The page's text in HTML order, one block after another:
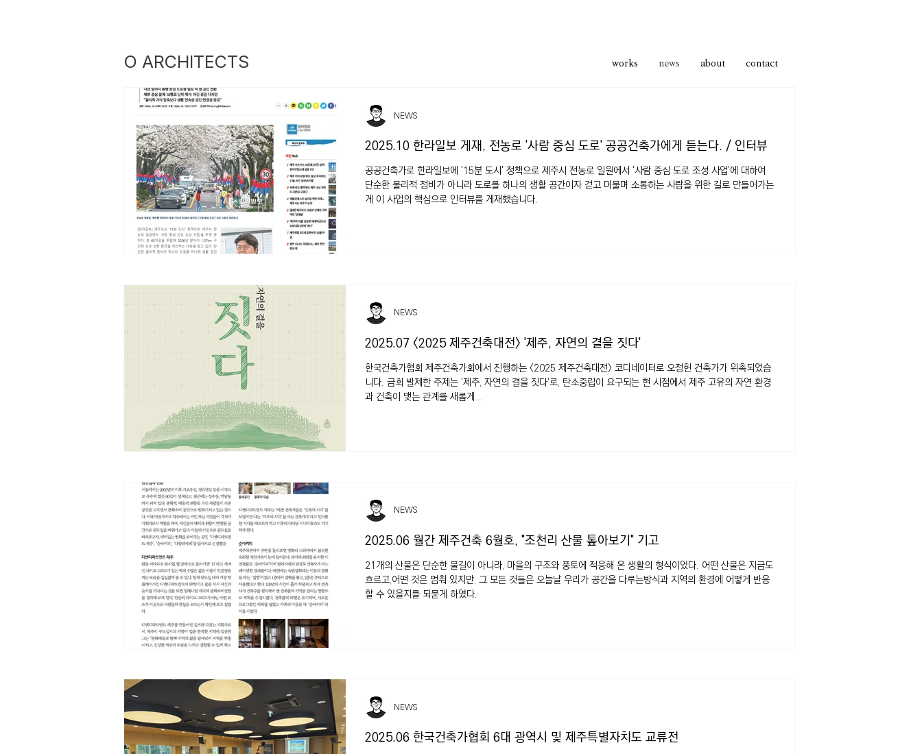
O ARCHITECTS works news about contact
2025.10 한라일보 게재, 전농로 '사람 중심 도로' 공공건축가에게 듣는다. / 인터뷰
공공건축가로 한라일보에 '15분 도시' 정책으로 제주시 전농로 일원에서 '사람 중심 도로 조성 사업'에 대하여
단순한 물리적 정비가 아니라 도로를 하나의 생활 공간이자 걷고 머물며 소통하는 사람을 위한 길로 만들어가는
게 이 사업의 핵심으로 인터뷰를 게재했습니다.
NEWS
2025.07 <2025 제주건축대전> '제주, 자연의 결을 짓다'
한국건축가협회 제주건축가회에서 진행하는 <2025 제주건축대전> 코디네이터로 오정헌 건축가가 위촉되었습
니다. 금회 발제한 주제는 '제주, 자연의 결을 짓다'로, 탄소중립이 요구되는 현 시점에서 제주 고유의 자연 환경
과 건축이 맺는 관계를 새롭게...
NEWS
2025.06 월간 제주건축 6월호, "조천리 산물 톺아보기" 기고
21개의 산물은 단순한 물길이 아니라, 마을의 구조와 풍토에 적응해 온 생활의 형식이었다. 어떤 산물은 지금도
흐르고,어떤 것은 멈춰 있지만, 그 모든 것들은 오늘날 우리가 공간을 다루는방식과 지역의 환경에 어떻게 반응
할 수 있을지를 되묻게 하였다.
NEWS
2025.06 한국건축가협회 6대 광역시 및 제주특별자치도 교류전
NEWS